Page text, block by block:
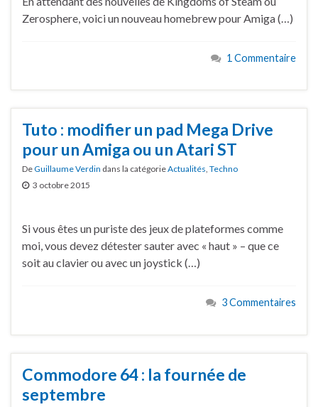
Zerosphere, voici un nouveau homebrew pour Amiga (…)
1 Commentaire
Tuto : modifier un pad Mega Drive
pour un Amiga ou un Atari ST
DeGuillaume Verdin dans la catégorieActualités, Techno
3 octobre 2015
Si vous êtes un puriste des jeux de plateformes comme
moi, vous devez détester sauter avec « haut » – que ce
soit au clavier ou avec un joystick (…)
3 Commentaires
Commodore 64 : la fournée de
septembre